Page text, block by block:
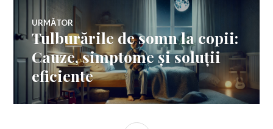
URMĂTOR
Articolul
următor:
Tulburările de somn la copii:
Cauze, simptome și soluții
eficiente